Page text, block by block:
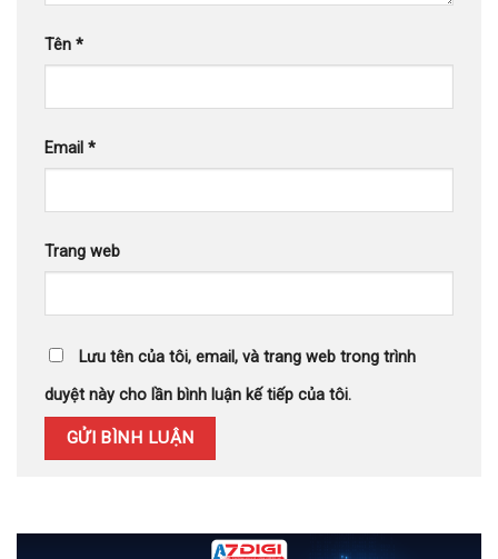
Tên *
Email *
Trang web
Lưu tên của tôi, email, và trang web trong trình
duyệt này cho lần bình luận kế tiếp của tôi.